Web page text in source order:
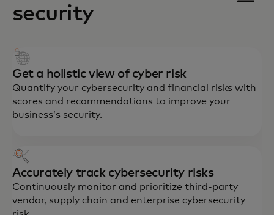
security
Get a holistic view of cyber risk
Quantify your cybersecurity and financial risks with
scores and recommendations to improve your
business’s security.
Accurately track cybersecurity risks
Continuously monitor and prioritize third-party
vendor, supply chain and enterprise cybersecurity